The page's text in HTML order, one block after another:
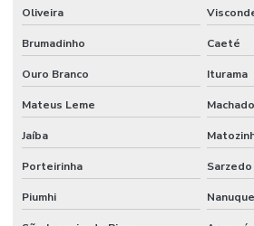
Oliveira
Brumadinho Caeté
Ouro Branco Iturama
Mateus Leme Machado
Jaíba
Porteirinha Sarzedo
Piumhi Nanuque